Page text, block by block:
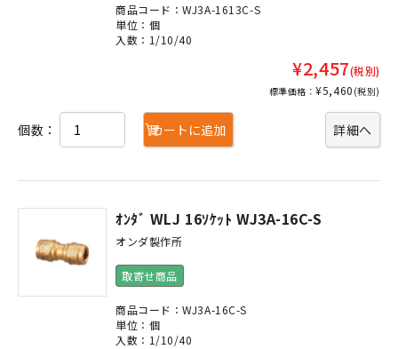
商品コード：WJ3A-1613C-S
単位：個
入数：1/10/40
¥2,457(税別)
標準価格：¥5,460 (税別)
詳細へ
個数： カートに追加
ｵﾝﾀﾞ WLJ 16ｿｹｯﾄ WJ3A-16C-S
オンダ製作所
取寄せ商品
商品コード：WJ3A-16C-S
単位：個
入数：1/10/40